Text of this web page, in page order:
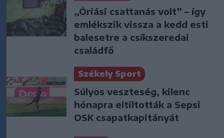
„Óriási csattanás volt” – így
emlékszik vissza a kedd esti
balesetre a csíkszeredai
családfő
Székely Sport
Súlyos veszteség, kilenc
hónapra eltiltották a Sepsi
OSK csapatkapitányát